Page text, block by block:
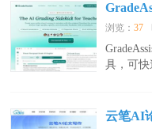
浏览：37
具，可
云笔AI